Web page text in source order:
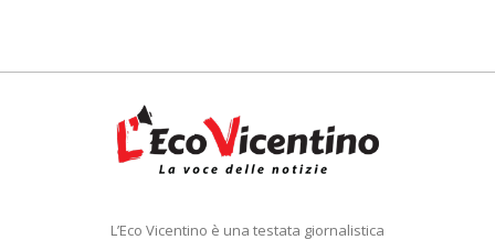
L’Eco Vicentino è una testata giornalistica